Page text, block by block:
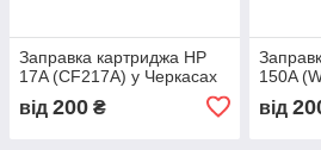
Заправка картриджа HP
17A (CF217A) у Черкасах
від 200 ₴
150A
від